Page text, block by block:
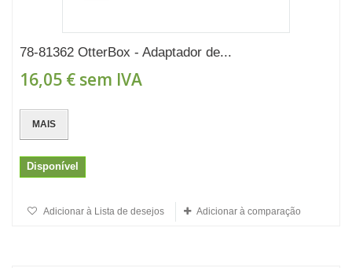
78-81362 OtterBox - Adaptador de...
16,05 € sem IVA
MAIS
Disponível
Adicionar à Lista de desejos Adicionar à comparação